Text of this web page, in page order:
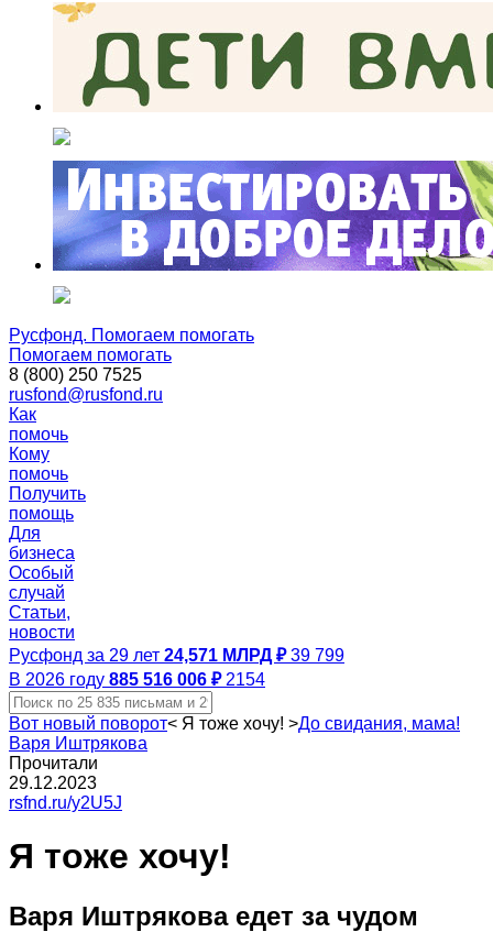
Русфонд. Помогаем помогать
Помогаем помогать
8 (800) 250 7525
rusfond@rusfond.ru
Как
помочь
Кому
помочь
Получить
помощь
Для
бизнеса
Особый
случай
Статьи,
новости
Русфонд за 29 лет 24,571 МЛРД ₽ 39 799
В 2026 году 885 516 006 ₽ 2154
Вот новый поворот< Я тоже хочу! >До свидания, мама!
Варя Иштрякова
Прочитали
29.12.2023
rsfnd.ru/y2U5J
Я тоже хочу!
Варя Иштрякова едет за чудом